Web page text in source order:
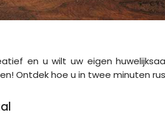
en u wilt uw eigen
Ontdek hoe u in twee minuten